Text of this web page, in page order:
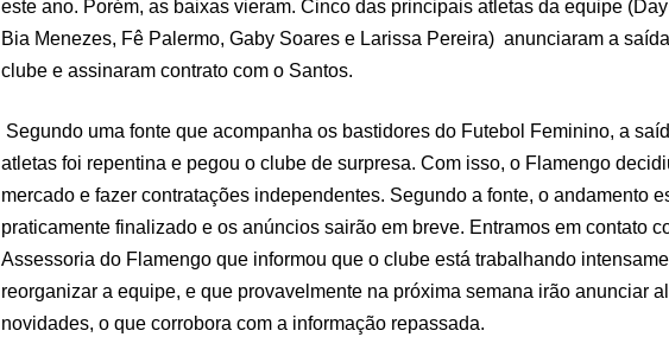
este ano. Porém, as baixas vieram. Cinco das principais atletas da equipe
Bia Menezes, Fê Palermo, Gaby Soares e Larissa Pereira) anunciaram a
clube e assinaram contrato com o Santos.
Segundo uma fonte que acompanha os bastidores do Futebol Feminino, a
atletas foi repentina e pegou o clube de surpresa. Com isso, o Flamengo
mercado e fazer contratações independentes. Segundo a fonte, o andamento
praticamente finalizado e os anúncios sairão em breve. Entramos em contato
Assessoria do Flamengo que informou que o clube está trabalhando
reorganizar a equipe, e que provavelmente na próxima semana irão anunciar
novidades, o que corrobora com a informação repassada.